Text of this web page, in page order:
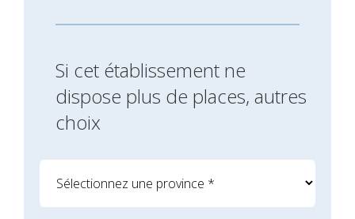
Si cet établissement ne
dispose plus de places, autres
choix